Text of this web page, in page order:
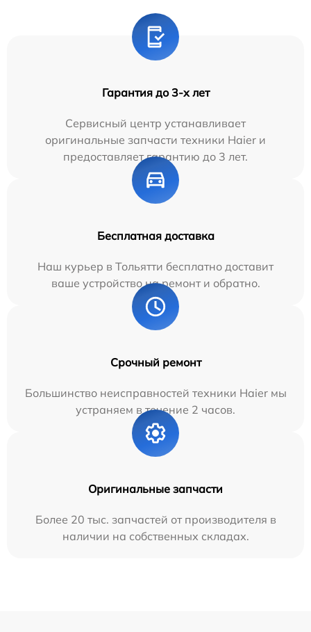
Гарантия до 3-х лет
Сервисный центр устанавливает
оригинальные запчасти техники Haier и
предоставляет гарантию до 3 лет.
Бесплатная доставка
Наш курьер в Тольятти бесплатно доставит
ваше устройство на ремонт и обратно.
Срочный ремонт
Большинство неисправностей техники Haier мы
устраняем в течение 2 часов.
Оригинальные запчасти
Более 20 тыс. запчастей от производителя в
наличии на собственных складах.